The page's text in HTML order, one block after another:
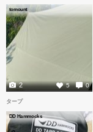
tomount
5 0
2
タープ
DD Hammocks